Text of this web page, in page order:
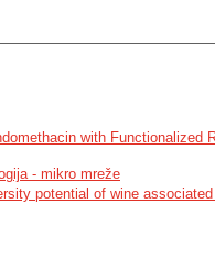
zdravil
za znanstvenoraziskovalno
za napovedovanje
in razvojem bolezni
za
with Functionalized
- mikro mreže
potential of wine